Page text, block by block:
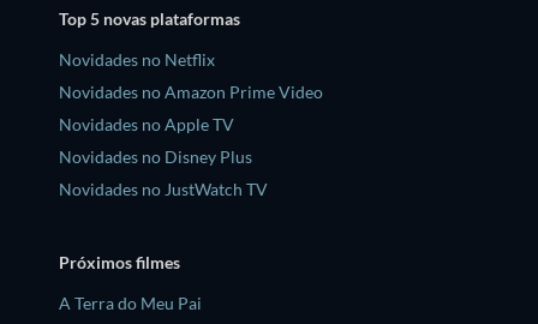
Top 5 novas plataformas
Novidades no Netflix
Novidades no Amazon Prime Video
Novidades no Apple TV
Novidades no Disney Plus
Novidades no JustWatch TV
Próximos filmes
A Terra do Meu Pai